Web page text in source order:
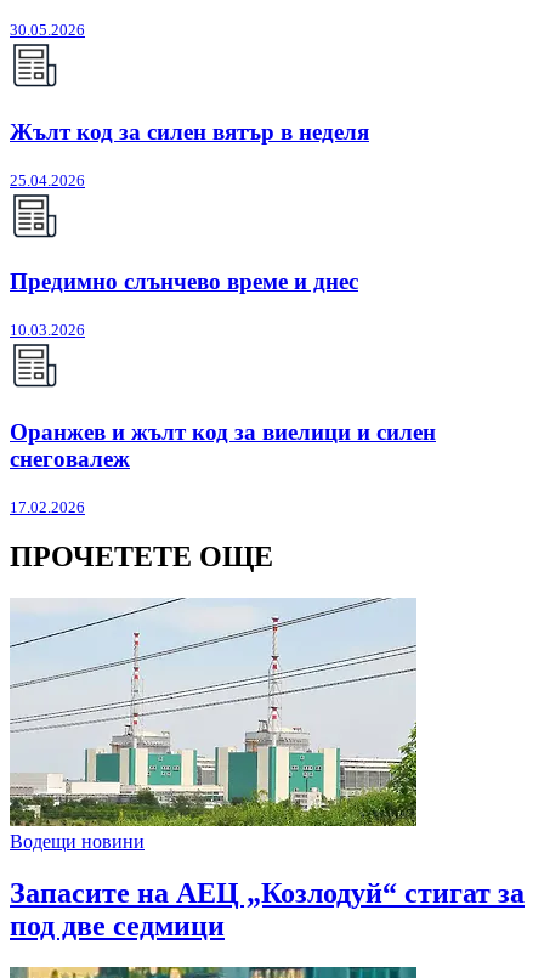
30.05.2026
Жълт код за силен вятър в неделя
25.04.2026
Предимно слънчево време и днес
10.03.2026
Оранжев и жълт код за виелици и силен
снеговалеж
17.02.2026
ПРОЧЕТЕТЕ ОЩЕ
Водещи новини
Запасите на АЕЦ „Козлодуй“ стигат за
под две седмици